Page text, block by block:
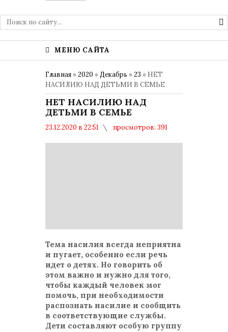
МЕНЮ САЙТА
Главная »2020 »Декабрь »23 » НЕТ
НАСИЛИЮ НАД ДЕТЬМИ В СЕМЬЕ
НЕТ НАСИЛИЮ НАД
ДЕТЬМИ В СЕМЬЕ
23.12.2020 в 22:51
просмотров: 391
Тема насилия всегда неприятна
и пугает, особенно если речь
идет о детях. Но говорить об
этом важно и нужно для того,
чтобы каждый человек мог
помочь, при необходимости
распознать насилие и сообщить
в соответствующие службы.
Дети составляют особую группу